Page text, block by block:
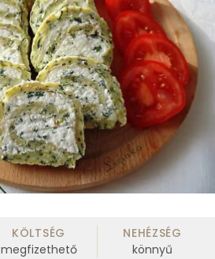
KÖLTSÉG
megfizethető
NEHÉZSÉG
könnyű